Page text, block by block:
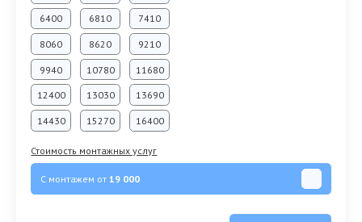
6400 6810 7410
8060 8620 9210
9940 10780 11680
12400 13030 13690
14430 15270 16400
Стоимость монтажных услуг
С монтажем от19 000